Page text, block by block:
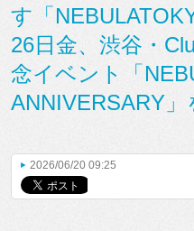
す「
26日金、渋谷・
念イベント「
ANNIVERSARY」
2026/06/20 09:25